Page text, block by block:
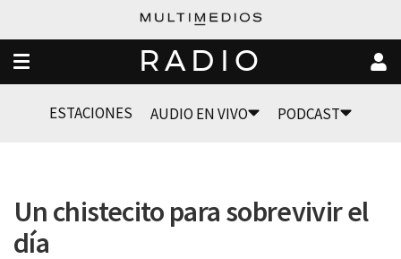
RADIO
ESTACIONES AUDIO EN VIVO PODCAST
Un chistecito para sobrevivir el
día